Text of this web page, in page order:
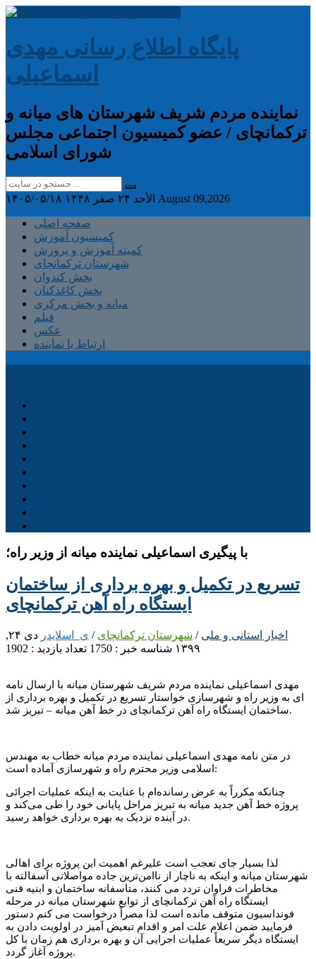
پایگاه اطلاع رسانی مهدی
اسماعیلی
نماینده مردم شریف شهرستان های میانه و
ترکمانچای / عضو کمیسیون اجتماعی مجلس
شورای اسلامی
۱۴۰۵/۰۵/۱۸ الأحد ۲۴ صفر ۱۴۴۸ August 09,2026
صفحه اصلی
کمیسیون آموزش
کمیته آموزش و پرورش
شهرستان ترکمانچای
بخش کندوان
بخش کاغذکنان
میانه و بخش مرکزی
فیلم
عکس
ارتباط با نماینده
با پیگیری اسماعیلی نماینده میانه از وزیر راه؛
تسریع در تکمیل و بهره برداری از ساختمان
ایستگاه راه آهن ترکمانچای
اخبار استانی و ملی / شهرستان ترکمانچای / ی_اسلایدر
دی ۲۴,
۱۳۹۹ شناسه خبر : 1750 تعداد بازدید : 1902
مهدی اسماعیلی نماینده مردم شریف شهرستان میانه با ارسال نامه
ای به وزیر راه و شهرسازی خواستار تسریع در تکمیل و بهره برداری از
ساختمان ایستگاه راه آهن ترکمانچای در خط آهن میانه – تبریز شد.
در متن نامه مهدی اسماعیلی نماینده مردم میانه خطاب به مهندس
اسلامی وزیر محترم راه و شهرسازی آماده است:
چنانکه مکرراً به عرض رسانده‌ام با عنایت به اینکه عملیات اجرائی
پروژه خط آهن جدید میانه به تبریز مراحل پایانی خود را طی می‌کند و
در آینده نزدیک به بهره ‌برداری خواهد رسید.
لذا بسیار جای تعجب است علیرغم اهمیت این پروژه برای اهالی
شهرستان میانه و اینکه به ناچار از ناامن‌ترین جاده مواصلاتی آسفالته با
مخاطرات فراوان تردد می کنند، متاسفانه ساختمان و ابنیه فنی
ایستگاه راه آهن ترکمانچای از توابع شهرستان میانه در مرحله
فونداسیون متوقف مانده است لذا مصراً درخواست می کنم دستور
فرمایید ضمن اعلام علت امر و اقدام تبعیض آمیز در اولویت دادن به
ایستگاه دیگر سریعاً عملیات اجرایی آن و بهره ‌برداری هم زمان با کل
پروژه آغاز گردد.